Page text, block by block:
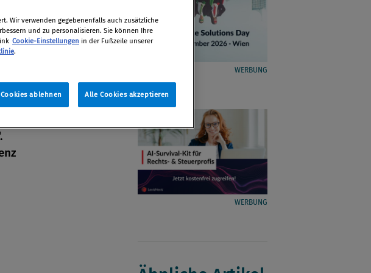
WERBUNG
WERBUNG
Wir verwenden gegebenenfalls auch zusätzliche
und zu personalisieren. Sie können Ihre
Cookie-Einstellungen in der Fußzeile unserer
.
ablehnen Alle Cookies akzeptieren